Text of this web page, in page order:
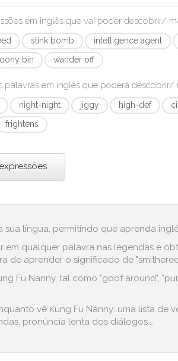
em inglês que vai poder descobrir/
stink bomb intelligence agent
loony bin wander off
palavras em inglês que poderá descobrir/
night-night jiggy high-def
frightens
língua, permitindo que aprenda
qualquer palavra nas legendas e
aprender o significado de
Fu Nanny, tal como "goof around",
vê Kung Fu Nanny: uma lista de
pronúncia lenta dos diálogos...